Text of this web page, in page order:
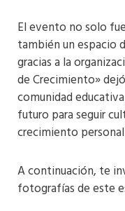
El evento no solo
también un espacio
gracias a la
de Crecimiento»
comunidad
futuro para seguir
crecimiento
A continuación, te
fotografías de este